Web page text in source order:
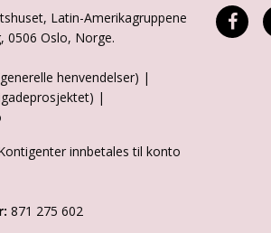
Latin-Amerikagruppene
0506 Oslo, Norge.
henvendelser) |
|
innbetales til konto
871 275 602